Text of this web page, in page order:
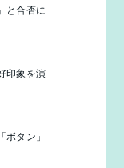
と合否に
印象を演
タン」